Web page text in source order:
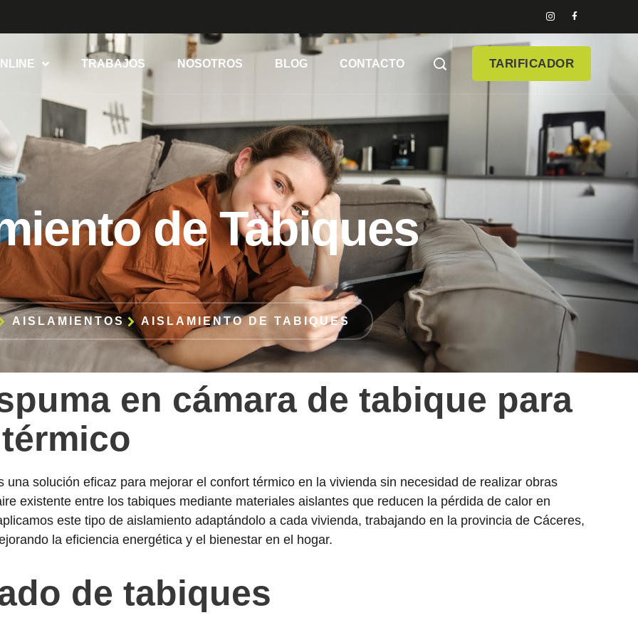
TRABAJOS NOSOTROS BLOG CONTACTO TARIFICADOR
de Tabiques
AISLAMIENTOS AISLAMIENTO DE TABIQUES
en cámara de tabique para
una solución eficaz para mejorar el confort térmico en la vivienda sin necesidad de realizar obras
existente entre los tabiques mediante materiales aislantes que reducen la pérdida de calor en
este tipo de aislamiento adaptándolo a cada vivienda, trabajando en la provincia de Cáceres,
la eficiencia energética y el bienestar en el hogar.
de tabiques